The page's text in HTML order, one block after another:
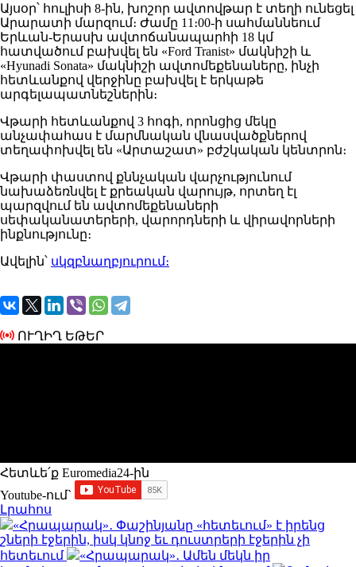
Այսօր՝ հուլիսի 8-ին, խոշոր ավտովթար է տեղի ունեցել
Արարատի մարզում։ Ժամը 11։00-ի սահմաննեում
Երևան-Երասխ ավտոճանապարհի 18 կմ
հատվածում բախվել են «Ford Tranist» մակնիշի և
«Hyunadi Sonata» մակնիշի ավտոմեքենաները, ինչի
հետևանքով վերջինը բախվել է երկաթե
արգելապատնեշներին։
Վթարի հետևանքով 3 հոգի, որոնցից մեկը
անչափահաս է մարմնական վնասվածքներով
տեղափոխվել են «Արտաշատ» բժշկական կենտրոն։
Վթարի փաստով քննչական վարչությունում
նախաձեռնվել է քրեական վարույթ, որտեղ էլ
պարզվում են ավտոմեքենաների
սեփականատերերի, վարորդների և վիրավորների
ինքնությունը։
Ավելին՝ սկզբնաղբյուրում։
ՈՒՂԻՂ ԵԹԵՐ
Հետևե՛ք Euromedia24-ին
Youtube-ում`
Լրահոս
«Հրապարակ»․ Փաշինյանը «հետեւում» է իրենց
շների էջերին, իսկ կնոջ եւ դուստրերի էջերին չի
հետեւում
«Հրապարակ»․ Ամեն մեկն իր